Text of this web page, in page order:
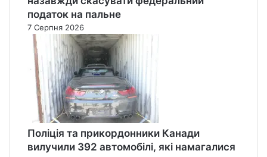
податок на пальне
7 Серпня 2026
Поліція та прикордонники Канади
вилучили 392 автомобілі, які намагалися